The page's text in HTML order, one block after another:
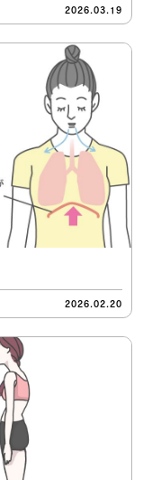
2026.03.19
2026.02.20